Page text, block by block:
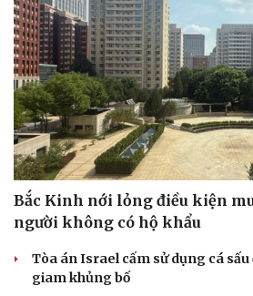
Bắc Kinh nới lỏng điều kiện
người không có hộ khẩu
Tòa án Israel cấm sử dụng cá
giam khủng bố